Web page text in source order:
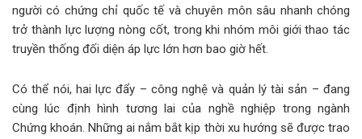
người có chứng chỉ quốc tế và chuyên môn sâu nhanh chóng
trở thành lực lượng nòng cốt, trong khi nhóm môi giới thao tác
truyền thống đối diện áp lực lớn hơn bao giờ hết.
Có thể nói, hai lực đẩy – công nghệ và quản lý tài sản – đang
cùng lúc định hình tương lai của nghề nghiệp trong ngành
Chứng khoán. Những ai nắm bắt kịp thời xu hướng sẽ được trao